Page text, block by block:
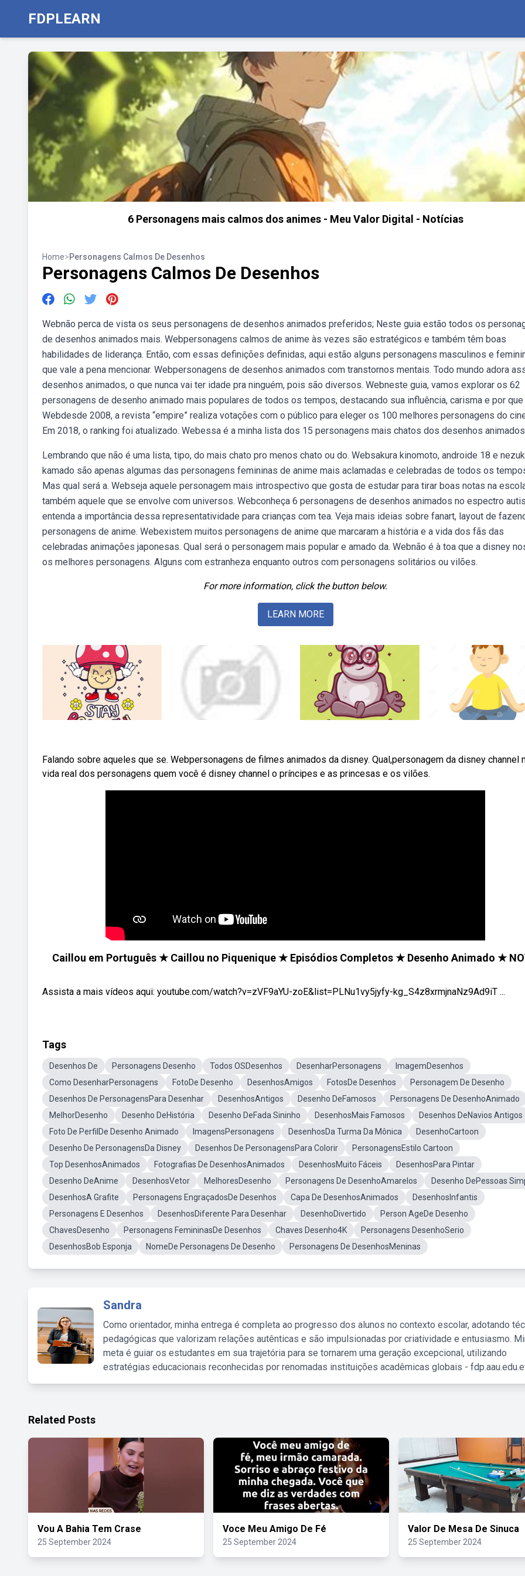
FDPLEARN
6 Personagens mais calmos dos animes - Meu Valor Digital - Notícias
Home>Personagens Calmos De Desenhos
Personagens Calmos De Desenhos
Webnão perca de vista os seus personagens de desenhos animados preferidos; Neste guia estão todos os
de desenhos animados mais. Webpersonagens calmos de anime às vezes são estratégicos e também têm boas
habilidades de liderança. Então, com essas definições definidas, aqui estão alguns personagens masculinos e
que vale a pena mencionar. Webpersonagens de desenhos animados com transtornos mentais. Todo mundo adora
desenhos animados, o que nunca vai ter idade pra ninguém, pois são diversos. Webneste guia, vamos explorar os 62
personagens de desenho animado mais populares de todos os tempos, destacando sua influência, carisma e por
Webdesde 2008, a revista “empire” realiza votações com o público para eleger os 100 melhores personagens do
Em 2018, o ranking foi atualizado. Webessa é a minha lista dos 15 personagens mais chatos dos desenhos
Lembrando que não é uma lista, tipo, do mais chato pro menos chato ou do. Websakura kinomoto, androide 18 e
kamado são apenas algumas das personagens femininas de anime mais aclamadas e celebradas de todos os
Mas qual será a. Webseja aquele personagem mais introspectivo que gosta de estudar para tirar boas notas na
também aquele que se envolve com universos. Webconheça 6 personagens de desenhos animados no espectro
entenda a importância dessa representatividade para crianças com tea. Veja mais ideias sobre fanart, layout de
personagens de anime. Webexistem muitos personagens de anime que marcaram a história e a vida dos fãs das
celebradas animações japonesas. Qual será o personagem mais popular e amado da. Webnão é à toa que a disney
os melhores personagens. Alguns com estranheza enquanto outros com personagens solitários ou vilões.
For more information, click the button below.
LEARN MORE
Falando sobre aqueles que se. Webpersonagens de filmes animados da disney. Qual,personagem da disney channel
vida real dos personagens quem você é disney channel o príncipes e as princesas e os vilões.
Caillou em Português ★ Caillou no Piquenique ★ Episódios Completos ★ Desenho Animado ★
Assista a mais vídeos aqui: youtube.com/watch?v=zVF9aYU-zoE&list=PLNu1vy5jyfy-kg_S4z8xrmjnaNz9Ad9iT ...
Tags
Desenhos De Personagens Desenho Todos OSDesenhos DesenharPersonagens
ImagemDesenhos
Como DesenharPersonagens
FotoDe Desenho DesenhosAmigos FotosDe Desenhos
Personagem De Desenho
Desenhos De PersonagensPara Desenhar
DesenhosAntigos Desenho DeFamosos
Personagens De DesenhoAnimado
MelhorDesenho
Desenho DeHistória Desenho DeFada Sininho DesenhosMais Famosos
Desenhos DeNavios Antigos
Foto De PerfilDe Desenho Animado
ImagensPersonagens DesenhosDa Turma Da Mônica
DesenhoCartoon
Desenho De PersonagensDa Disney
Desenhos De PersonagensPara Colorir
PersonagensEstilo Cartoon
Top DesenhosAnimados
Fotografias De DesenhosAnimados DesenhosMuito Fáceis
DesenhosPara Pintar
Desenho DeAnime
DesenhosVetor MelhoresDesenho Personagens De DesenhoAmarelos
Desenho DePessoas
DesenhosA Grafite
Personagens EngraçadosDe Desenhos Capa De DesenhosAnimados
DesenhosInfantis
Personagens E Desenhos
DesenhosDiferente Para Desenhar DesenhoDivertido
Person AgeDe Desenho
ChavesDesenho
Personagens FemininasDe Desenhos Chaves Desenho4K
Personagens DesenhoSerio
DesenhosBob Esponja
NomeDe Personagens De Desenho Personagens De DesenhosMeninas
Sandra
Como orientador, minha entrega é completa ao progresso dos alunos no contexto escolar, adotando
pedagógicas que valorizam relações autênticas e são impulsionadas por criatividade e entusiasmo.
meta é guiar os estudantes em sua trajetória para se tornarem uma geração excepcional, utilizando
estratégias educacionais reconhecidas por renomadas instituições acadêmicas globais -
Related Posts
Vou A Bahia Tem Crase
25 September 2024
Voce Meu Amigo De Fé
25 September 2024
Valor De Mesa De Sinuca
25 September 2024